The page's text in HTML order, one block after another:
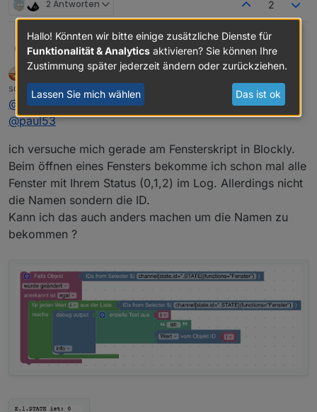
2 Antworten 2
thewhobox@paul53Okay danke für die Info mit den
Subscriptions. Dachte geht nur der *.
funktionieren:
kann man das nicht realisieren, da es kein Blockly
für "getObject" gibt. Richtig?
Offline
dslraser FORUM TESTING
schrieb am 13. März 2019, 10:52
zuletzt editiert von dslraser
@
thewhobox
@paul53
ich versuche mich gerade am Fensterskript in Blockly.
Beim öffnen eines Fensters bekomme ich schon mal alle
Fenster mit Ihrem Status (0,1,2) im Log. Allerdings nicht
die Namen sondern die ID.
Kann ich das auch anders machen um die Namen zu
bekommen ?
Hallo! Könnten wir bitte einige zusätzliche Dienste für
Funktionalität & Analytics aktivieren? Sie können Ihre
Zustimmung später jederzeit ändern oder zurückziehen.
Lassen Sie mich wählen Das ist ok